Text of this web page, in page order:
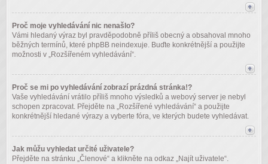
Proč moje vyhledávání nic nenašlo?
Vámi hledaný výraz byl pravděpodobně příliš obecný a obsahoval mnoho
běžných termínů, které phpBB neindexuje. Buďte konkrétnější a použijte
možnosti v „Rozšířeném vyhledávání“.
Proč se mi po vyhledávání zobrazí prázdná stránka!?
Vaše vyhledávání vrátilo příliš mnoho výsledků a webový server je nebyl
schopen zpracovat. Přejděte na „Rozšířené vyhledávání“ a použijte
konkrétnější hledané výrazy a vyberte fóra, ve kterých budete vyhledávat.
Jak můžu vyhledat určité uživatele?
Přejděte na stránku „Členové“ a klikněte na odkaz „Najít uživatele“.